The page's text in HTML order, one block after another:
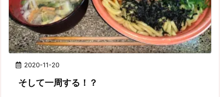
2020-11-20
そして一周する！？